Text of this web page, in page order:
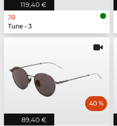
119,40 €
JB
Tune - 3
89,40 €
40 %